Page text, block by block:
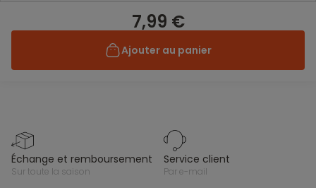
7,99 €
Ajouter au panier
échange et remboursement
sur toute la saison
service client
par e-mail